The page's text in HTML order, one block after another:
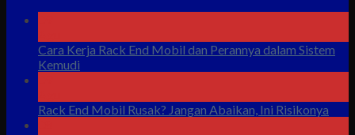
Cara Kerja Rack End Mobil dan Perannya dalam Sistem
Kemudi
Rack End Mobil Rusak? Jangan Abaikan, Ini Risikonya